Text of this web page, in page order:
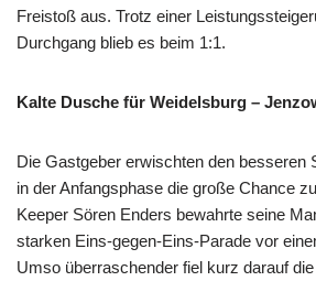
Freistoß aus. Trotz einer
Durchgang blieb es beim 1:1.
Kalte Dusche für Weidelsburg –
Die Gastgeber erwischten den besseren
in der Anfangsphase die große Chance
Keeper Sören Enders bewahrte seine
starken Eins-gegen-Eins-Parade vor
Umso überraschender fiel kurz darauf